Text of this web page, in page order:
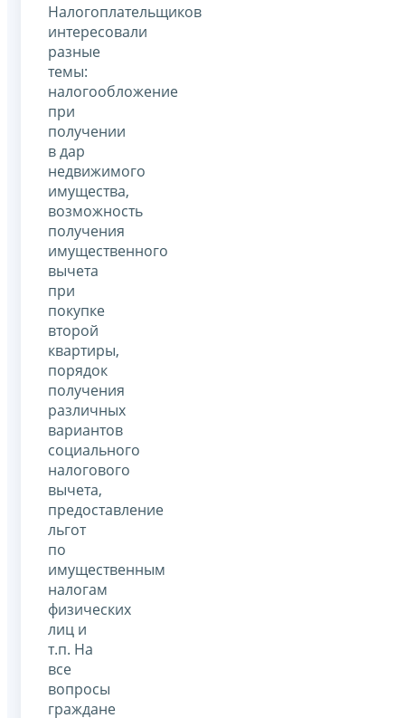
Налогоплательщиков
интересовали
разные
темы:
налогообложение
при
получении
в дар
недвижимого
имущества,
возможность
получения
имущественного
вычета
при
покупке
второй
квартиры,
порядок
получения
различных
вариантов
социального
налогового
вычета,
предоставление
льгот
по
имущественным
налогам
физических
лиц и
т.п. На
все
вопросы
граждане